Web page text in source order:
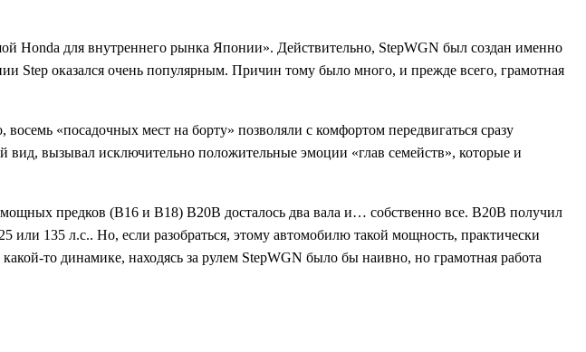
для внутреннего рынка Японии». Действительно, StepWGN был создан именно
Step оказался очень популярным. Причин тому было много, и прежде всего, грамотная
«посадочных мест на борту» позволяли с комфортом передвигаться сразу
вызывал исключительно положительные эмоции «глав семейств», которые и
предков (B16 и B18) B20B досталось два вала и… собственно все. B20B получил
135 л.с.. Но, если разобраться, этому автомобилю такой мощность, практически
то динамике, находясь за рулем StepWGN было бы наивно, но грамотная работа